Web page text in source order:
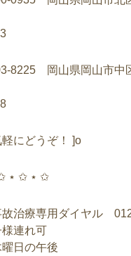
8225 岡山県岡山市中
軽にどうぞ！ ]o
⋆ ✩ ⋆ ✩
故治療専用ダイヤル
連れ可
日の午後